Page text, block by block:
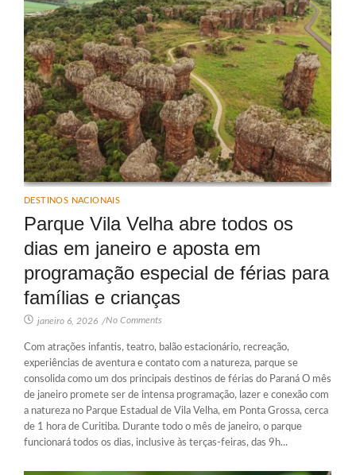
DESTINOS NACIONAIS
Parque Vila Velha abre todos os
dias em janeiro e aposta em
programação especial de férias para
famílias e crianças
janeiro 6, 2026 /No Comments
Com atrações infantis, teatro, balão estacionário, recreação,
experiências de aventura e contato com a natureza, parque se
consolida como um dos principais destinos de férias do Paraná O mês
de janeiro promete ser de intensa programação, lazer e conexão com
a natureza no Parque Estadual de Vila Velha, em Ponta Grossa, cerca
de 1 hora de Curitiba. Durante todo o mês de janeiro, o parque
funcionará todos os dias, inclusive às terças-feiras, das 9h...